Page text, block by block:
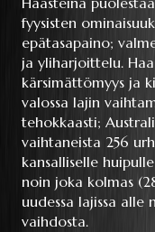
fyysisten
epätasapaino;
ja yliharjoittelu.
kärsimättömyys ja
valossa lajin
tehokkaasti;
vaihtaneista 256
kansalliselle
noin joka kolmas
uudessa lajissa alle
vaihdosta.